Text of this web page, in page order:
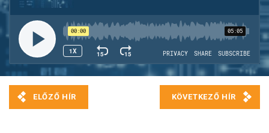
PLAYLIST
MI AZ A ROBOT PODCAST?